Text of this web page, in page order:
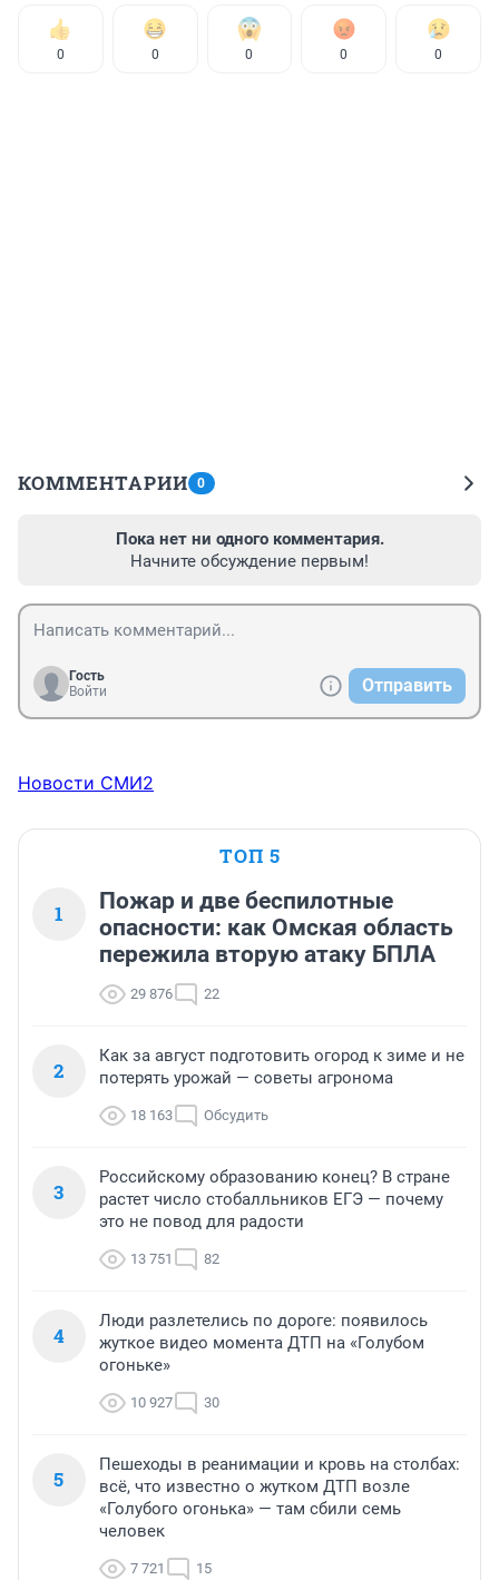
0 0 0 0 0
КОММЕНТАРИИ 0
Пока нет ни одного комментария.
Начните обсуждение первым!
Гость
Войти
Отправить
Новости СМИ2
ТОП 5
1
Пожар и две беспилотные
опасности: как Омская область
пережила вторую атаку БПЛА
29 876 22
2
Как за август подготовить огород к зиме и не
потерять урожай — советы агронома
18 163 Обсудить
3
Российскому образованию конец? В стране
растет число стобалльников ЕГЭ — почему
это не повод для радости
13 751 82
4
Люди разлетелись по дороге: появилось
жуткое видео момента ДТП на «Голубом
огоньке»
10 927 30
5
Пешеходы в реанимации и кровь на столбах:
всё, что известно о жутком ДТП возле
«Голубого огонька» — там сбили семь
человек
7 721 15